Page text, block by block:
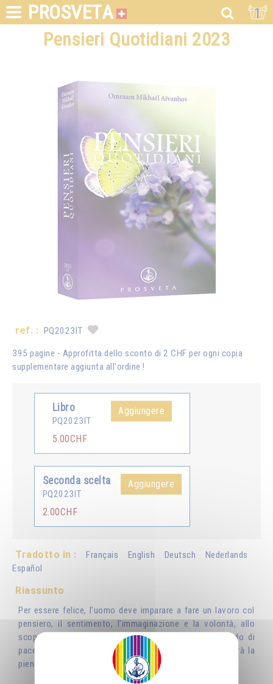
PROSVETA 1
Pensieri Quotidiani 2023
ref. : PQ2023IT
395 pagine - Approfitta dello sconto di 2 CHF per ogni copia
supplementare aggiunta all'ordine !
Libro
PQ2023IT
5.00CHF
Aggiungere
Seconda scelta
PQ2023IT
2.00CHF
Aggiungere
Tradotto in : Français English Deutsch
Nederlands
Español
Riassunto
Per essere felice, l’uomo deve imparare a fare un lavoro col
pensiero, il sentimento, l’immaginazione e la volontà, allo
scopo di preparare nell’invisibile la venuta di un mondo di
pace, di armonia e di luce. Questo tipo di lavoro gli darà la
pienezza.